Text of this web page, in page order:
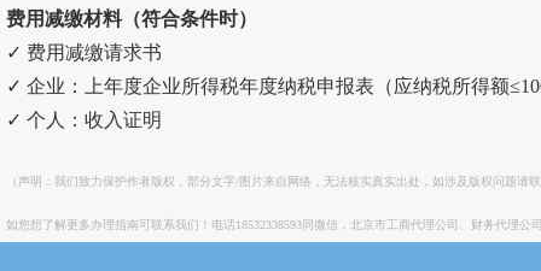
费用减缴材料（符合条件时）
✓ 费用减缴请求书
✓ 企业：上年度企业所得税年度纳税申报表（应纳税所得额
✓ 个人：收入证明
（声明：我们致力保护作者版权，部分文字/图片来自网络，无法核实真实出处，如涉及版权问题
如您想了解更多办理指南可联系我们！电话18532338593同微信，北京市工商代理公司、财务代理公